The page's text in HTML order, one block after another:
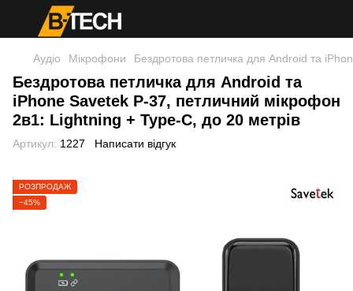
Аудіо Мікрофони Бездротова петличка для Android та
Бездротова петличка для Android та
iPhone Savetek P-37, петличний мікрофон
2в1: Lightning + Type-C, до 20 метрів
Артикул: 1227 Написати відгук
РОЗПРОДАЖ
−45%